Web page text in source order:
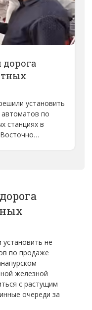
установить
по
станциях в
не
по продаже
железной
с растущим
очереди за